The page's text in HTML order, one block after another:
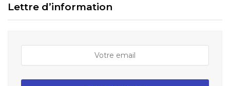
Lettre d’information